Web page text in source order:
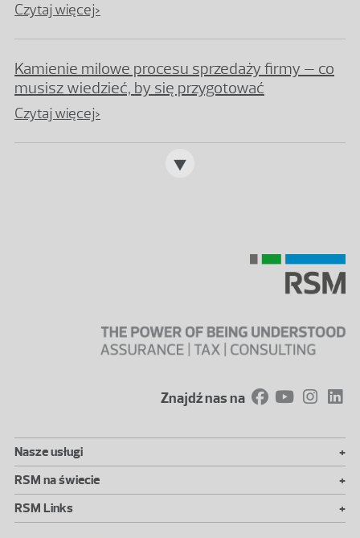
Czytaj więcej>
Kamienie milowe procesu sprzedaży firmy – co
musisz wiedzieć, by się przygotować
Czytaj więcej>
Znajdź nas na
Nasze usługi
+
RSM na świecie
+
RSM Links
+